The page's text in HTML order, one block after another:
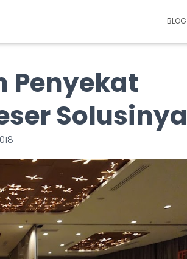
BLOG
Penyekat
Solusinya